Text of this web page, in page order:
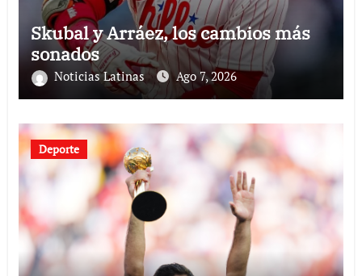
Skubal y Arráez, los cambios más
sonados
Noticias Latinas Ago 7, 2026
Deporte